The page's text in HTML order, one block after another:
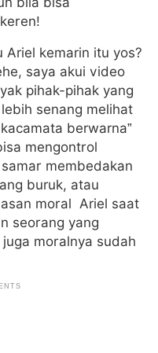
Ariel kemarin itu yos?
saya akui video
pihak-pihak yang
senang melihat
berwarna”
mengontrol
membedakan
buruk, atau
moral Ariel saat
seorang yang
moralnya sudah